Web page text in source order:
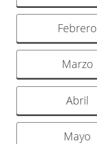
Febrero
Marzo
Abril
Mayo